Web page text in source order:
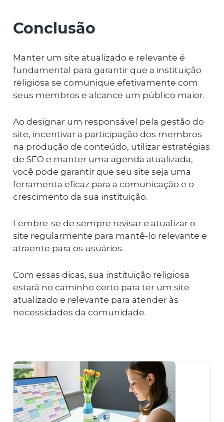
Conclusão
Manter um site atualizado e relevante é
fundamental para garantir que a instituição
religiosa se comunique efetivamente com
seus membros e alcance um público maior.
Ao designar um responsável pela gestão do
site, incentivar a participação dos membros
na produção de conteúdo, utilizar estratégias
de SEO e manter uma agenda atualizada,
você pode garantir que seu site seja uma
ferramenta eficaz para a comunicação e o
crescimento da sua instituição.
Lembre-se de sempre revisar e atualizar o
site regularmente para mantê-lo relevante e
atraente para os usuários.
Com essas dicas, sua instituição religiosa
estará no caminho certo para ter um site
atualizado e relevante para atender às
necessidades da comunidade.